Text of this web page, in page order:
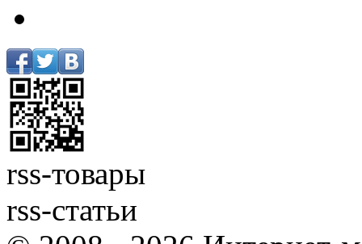
rss-товары
rss-статьи